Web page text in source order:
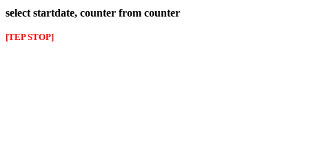
select startdate, counter from counter
[TEP STOP]